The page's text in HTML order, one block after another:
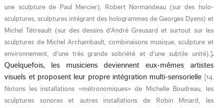
une sculpture de Paul Mercier), Robert Normandeau (sur des holo-
sculptures, sculptures intégrant des hologrammes de Georges Dyens) et
Michel Tétreault (sur des dessins d'André Greusard et surtout sur les
sculptures de Michel Archambault, combinaisons musique, sculpture et
environnement, d'une très grande sobriété et d'une subtile unité). .
Quelquefois, les musiciens deviennent eux-mêmes artistes
visuels et proposent leur propre intégration multi-sensorielle
14.
Notons les installations «métronomiques» de Michelle Boudreau, les
sculptures sonores et autres installations de Robin Minard, les